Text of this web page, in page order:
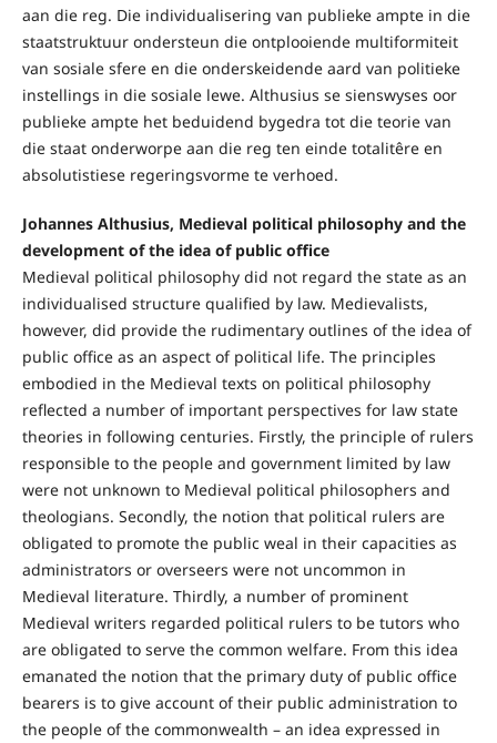
aan die reg. Die individualisering van publieke ampte in die
staatstruktuur ondersteun die ontplooiende multiformiteit
van sosiale sfere en die onderskeidende aard van politieke
instellings in die sosiale lewe. Althusius se sienswyses oor
publieke ampte het beduidend bygedra tot die teorie van
die staat onderworpe aan die reg ten einde totalitêre en
absolutistiese regeringsvorme te verhoed.
Johannes Althusius, Medieval political philosophy and the
development of the idea of public office
Medieval political philosophy did not regard the state as an
individualised structure qualified by law. Medievalists,
however, did provide the rudimentary outlines of the idea of
public office as an aspect of political life. The principles
embodied in the Medieval texts on political philosophy
reflected a number of important perspectives for law state
theories in following centuries. Firstly, the principle of rulers
responsible to the people and government limited by law
were not unknown to Medieval political philosophers and
theologians. Secondly, the notion that political rulers are
obligated to promote the public weal in their capacities as
administrators or overseers were not uncommon in
Medieval literature. Thirdly, a number of prominent
Medieval writers regarded political rulers to be tutors who
are obligated to serve the common welfare. From this idea
emanated the notion that the primary duty of public office
bearers is to give account of their public administration to
the people of the commonwealth – an idea expressed in